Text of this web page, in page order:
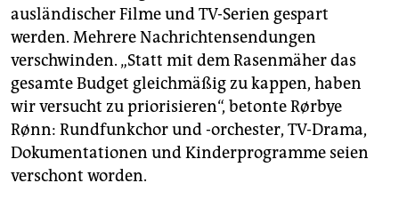
ausländischer Filme und TV-Serien gespart
werden. Mehrere Nachrichtensendungen
verschwinden. „Statt mit dem Rasenmäher das
gesamte Budget gleichmäßig zu kappen, haben
wir versucht zu priorisieren“, betonte Rørbye
Rønn: Rundfunkchor und -orchester, TV-Drama,
Dokumentationen und Kinderprogramme seien
verschont worden.